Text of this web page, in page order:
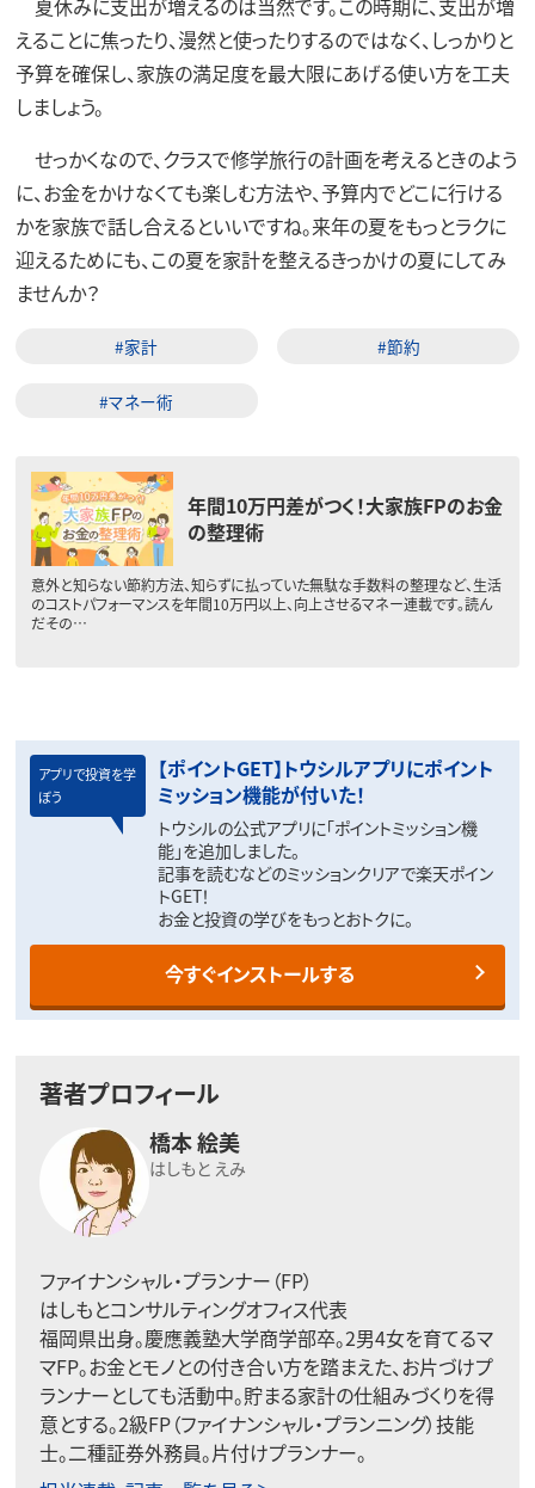
夏休みに支出が増えるのは当然です。この時期に、支出が増
えることに焦ったり、漫然と使ったりするのではなく、しっかりと
予算を確保し、家族の満足度を最大限にあげる使い方を工夫
しましょう。
せっかくなので、クラスで修学旅行の計画を考えるときのよう
に、お金をかけなくても楽しむ方法や、予算内でどこに行ける
かを家族で話し合えるといいですね。来年の夏をもっとラクに
迎えるためにも、この夏を家計を整えるきっかけの夏にしてみ
ませんか？
#家計 #節約
#マネー術
年間10万円差がつく！大家族FPのお金
の整理術
意外と知らない節約方法、知らずに払っていた無駄な手数料の整理など、生活
のコストパフォーマンスを年間10万円以上、向上させるマネー連載です。読ん
だその…
アプリで投資を学
ぼう
【ポイントGET】トウシルアプリにポイント
ミッション機能が付いた！
トウシルの公式アプリに「ポイントミッション機
能」を追加しました。
記事を読むなどのミッションクリアで楽天ポイン
トGET！
お金と投資の学びをもっとおトクに。
今すぐインストールする
著者プロフィール
橋本 絵美
はしもと えみ
ファイナンシャル・プランナー（FP）
はしもとコンサルティングオフィス代表
福岡県出身。慶應義塾大学商学部卒。2男4女を育てるマ
マFP。お金とモノとの付き合い方を踏まえた、お片づけプ
ランナーとしても活動中。貯まる家計の仕組みづくりを得
意とする。2級FP（ファイナンシャル・プランニング）技能
士。二種証券外務員。片付けプランナー。